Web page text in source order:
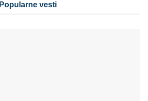
Popularne vesti